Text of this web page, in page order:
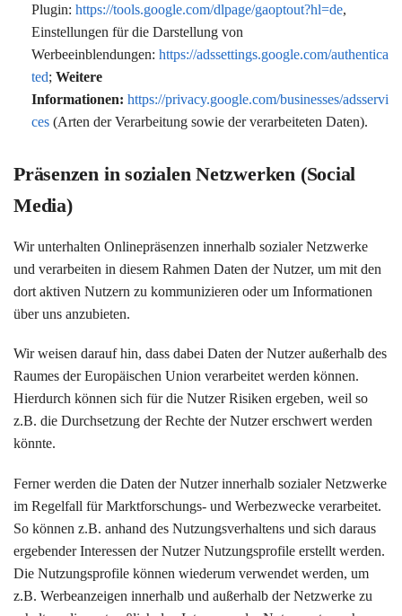
Plugin: https://tools.google.com/dlpage/gaoptout?hl=de,
Einstellungen für die Darstellung von
Werbeeinblendungen: https://adssettings.google.com/authentica
ted; Weitere
Informationen: https://privacy.google.com/businesses/adsservi
ces (Arten der Verarbeitung sowie der verarbeiteten Daten).
Präsenzen in sozialen Netzwerken (Social
Media)
Wir unterhalten Onlinepräsenzen innerhalb sozialer Netzwerke
und verarbeiten in diesem Rahmen Daten der Nutzer, um mit den
dort aktiven Nutzern zu kommunizieren oder um Informationen
über uns anzubieten.
Wir weisen darauf hin, dass dabei Daten der Nutzer außerhalb des
Raumes der Europäischen Union verarbeitet werden können.
Hierdurch können sich für die Nutzer Risiken ergeben, weil so
z.B. die Durchsetzung der Rechte der Nutzer erschwert werden
könnte.
Ferner werden die Daten der Nutzer innerhalb sozialer Netzwerke
im Regelfall für Marktforschungs- und Werbezwecke verarbeitet.
So können z.B. anhand des Nutzungsverhaltens und sich daraus
ergebender Interessen der Nutzer Nutzungsprofile erstellt werden.
Die Nutzungsprofile können wiederum verwendet werden, um
z.B. Werbeanzeigen innerhalb und außerhalb der Netzwerke zu